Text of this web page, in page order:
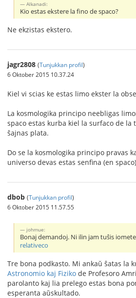
Alkanadi:
Kio estas ekstere la fino de spaco?
Ne ekzistas ekstero.
jagr2808 (Tunjukkan profil)
6 Oktober 2015 10.37.24
Kiel vi scias ke estas limo ekster la
La kosmologika principo neebligas
spaco estas kurba kiel la surfaco de la
ŝajnas plata.
Do se la kosmologika principo pravas
universo devas estas senfina (en
dbob (Tunjukkan profil)
6 Oktober 2015 11.57.55
johmue:
Bonaj demandoj. Ni ilin jam tuŝis
relativeco
Tre bona podkasto. Mi ankaŭ ŝatas la
Astronomio kaj Fiziko de Profesoro
parolanto kaj lia prelego estas bona
esperanta aŭskultado.